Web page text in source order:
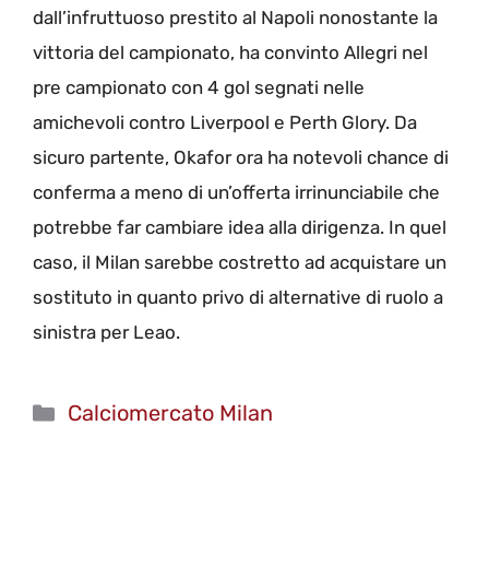
dall’infruttuoso prestito al Napoli nonostante la
vittoria del campionato, ha convinto Allegri nel
pre campionato con 4 gol segnati nelle
amichevoli contro Liverpool e Perth Glory. Da
sicuro partente, Okafor ora ha notevoli chance di
conferma a meno di un’offerta irrinunciabile che
potrebbe far cambiare idea alla dirigenza. In quel
caso, il Milan sarebbe costretto ad acquistare un
sostituto in quanto privo di alternative di ruolo a
sinistra per Leao.
Categorie
Calciomercato Milan